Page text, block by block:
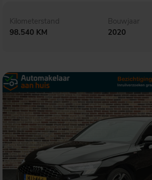
Kilometerstand
98.540 KM
Bouwjaar
2020